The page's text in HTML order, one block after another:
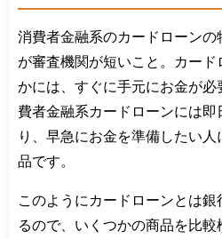
消費者金融系のカードローン
が審査機関が短いこと。カー
かには、すぐに手元にお金が
費者金融系カードローンには
り、早急にお金を準備したい
品です。
このようにカードローンとは
るので、いくつかの商品を比